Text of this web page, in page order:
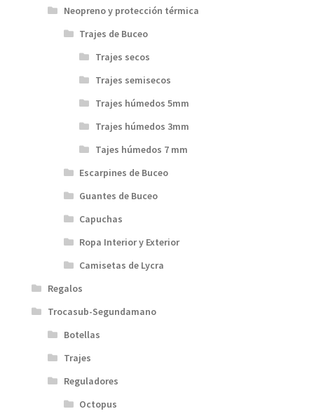
Neopreno y protección térmica
Trajes de Buceo
Trajes secos
Trajes semisecos
Trajes húmedos 5mm
Trajes húmedos 3mm
Tajes húmedos 7 mm
Escarpines de Buceo
Guantes de Buceo
Capuchas
Ropa Interior y Exterior
Camisetas de Lycra
Regalos
Trocasub-Segundamano
Botellas
Trajes
Reguladores
Octopus